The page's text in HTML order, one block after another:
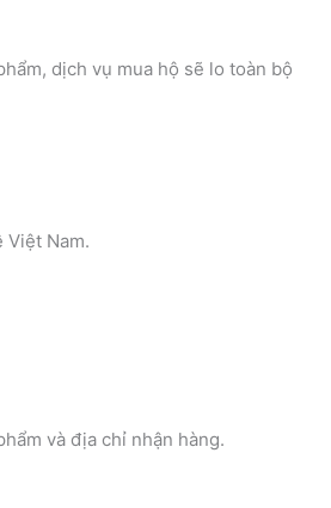
dịch vụ mua hộ sẽ lo toàn bộ
Nam.
và địa chỉ nhận hàng.